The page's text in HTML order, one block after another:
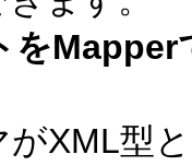
をMapper
がXML型